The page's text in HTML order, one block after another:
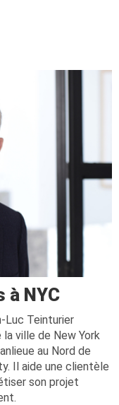
à NYC
Luc Teinturier
ville de New York
au Nord de
Il aide une clientèle
son projet